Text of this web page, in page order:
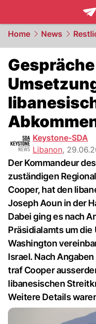
Home News
Keystone-SDA
Libanon,
Der Kommandeur
zuständigen
Cooper, hat den
Joseph Aoun in der
Dabei ging es nach
Präsidialamts um die
Washington
Israel. Nach
traf Cooper
libanesischen
Weitere Details